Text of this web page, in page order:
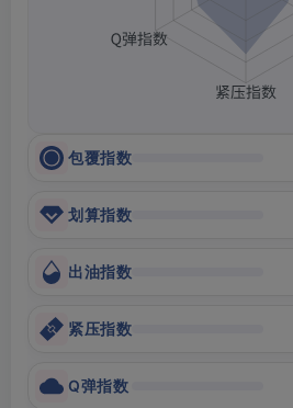
包覆指数
划算指数
出油指数
紧压指数
Q弹指数